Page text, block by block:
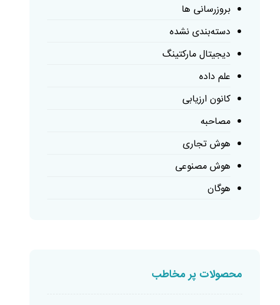
بروزرسانی ها
دسته‌بندی نشده
دیجیتال مارکتینگ
علم داده
کانون ارزیابی
مصاحبه
هوش تجاری
هوش مصنوعی
هوگان
محصولات پر مخاطب